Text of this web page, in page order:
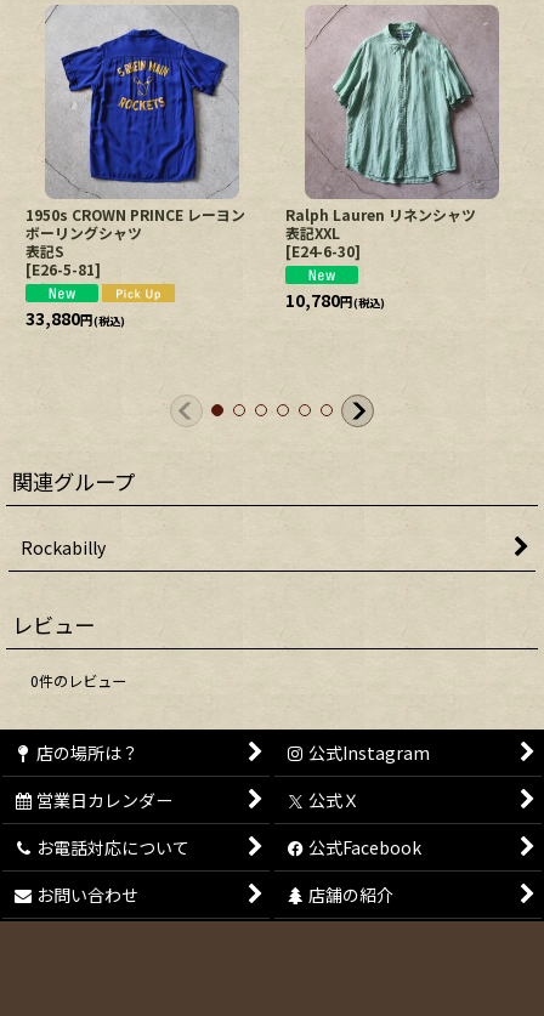
1950s CROWN PRINCE レーヨン
ボーリングシャツ
表記S
[E26-5-81]
33,880円(税込)
Ralph Lauren リネンシャツ
表記XXL
[E24-6-30]
10,780円(税込)
関連グループ
Rockabilly
レビュー
0件のレビュー
店の場所は？
公式Instagram
営業日カレンダー
公式Ｘ
お電話対応について
公式Facebook
お問い合わせ
店舗の紹介